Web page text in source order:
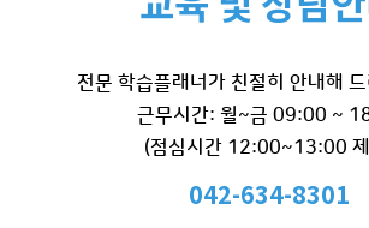
전문 학습플래너가 친절히 안내해
근무시간: 월~금 09:00 ~
(점심시간 12:00~13:00
042-634-8301